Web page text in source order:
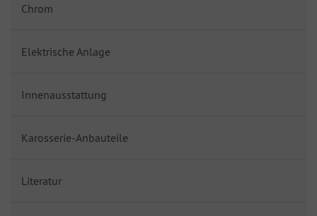
Chrom
Elektrische Anlage
Innenausstattung
Karosserie-Anbauteile
Literatur